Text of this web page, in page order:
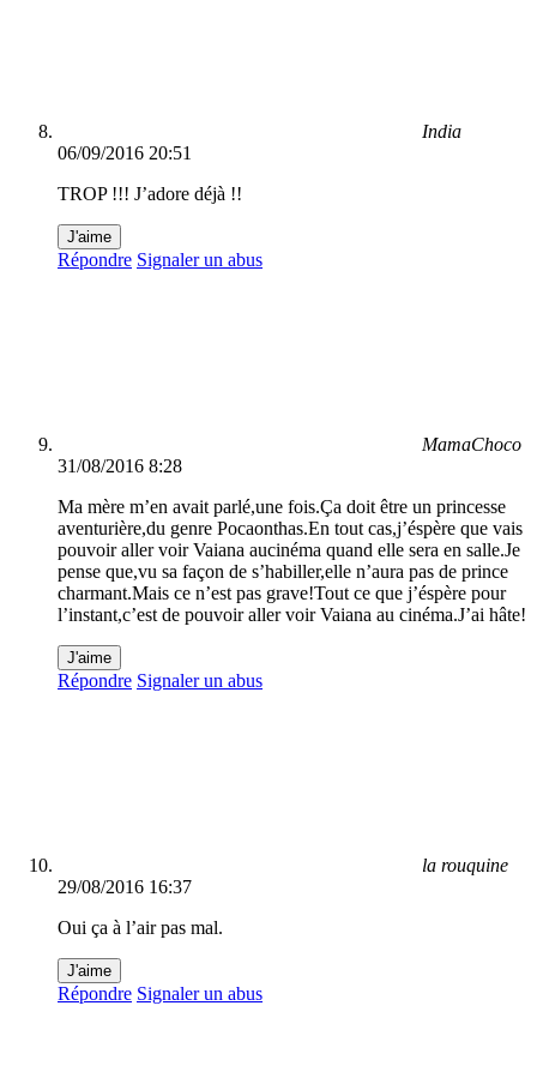
India
06/09/2016 20:51
TROP !!! J’adore déjà !!
J'aime
Répondre Signaler un abus
MamaChoco
31/08/2016 8:28
Ma mère m’en avait parlé,une fois.Ça doit être un princesse
aventurière,du genre Pocaonthas.En tout cas,j’éspère que vais
pouvoir aller voir Vaiana aucinéma quand elle sera en salle.Je
pense que,vu sa façon de s’habiller,elle n’aura pas de prince
charmant.Mais ce n’est pas grave!Tout ce que j’éspère pour
l’instant,c’est de pouvoir aller voir Vaiana au cinéma.J’ai hâte!
J'aime
Répondre Signaler un abus
la rouquine
29/08/2016 16:37
Oui ça à l’air pas mal.
J'aime
Répondre Signaler un abus